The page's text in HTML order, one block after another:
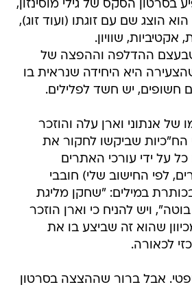
הסקס של גילי מוסינזון,
הוצג שם עם זוגתו (ועוד זוג),
אקטיביות, שוויון.
ההדלפה וההפצה של
היא היחידה שנראית בו
חשופים, יש חשד לפלילים.
של אנתוני וארן עלה והוזכר
הח"כיות שביקשו לחקור את
על ידי עורכי האתרים
לפי החישוב שלי) חובבי
במילים: "שחקן מליגת
ויש להניח כי וארן הוזכר
שהוא זה שביצע בו את
לכאורה.
אבל ברור שההצצה בסרטון